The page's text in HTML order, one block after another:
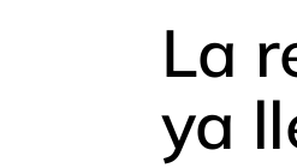
La
ya